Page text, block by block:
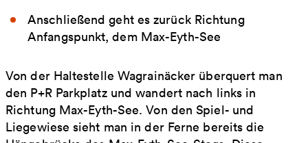
Anschließend geht es zurück Richtung
Anfangspunkt, dem Max-Eyth-See
Von der Haltestelle Wagrainäcker überquert man
den P+R Parkplatz und wandert nach links in
Richtung Max-Eyth-See. Von den Spiel- und
Liegewiese sieht man in der Ferne bereits die